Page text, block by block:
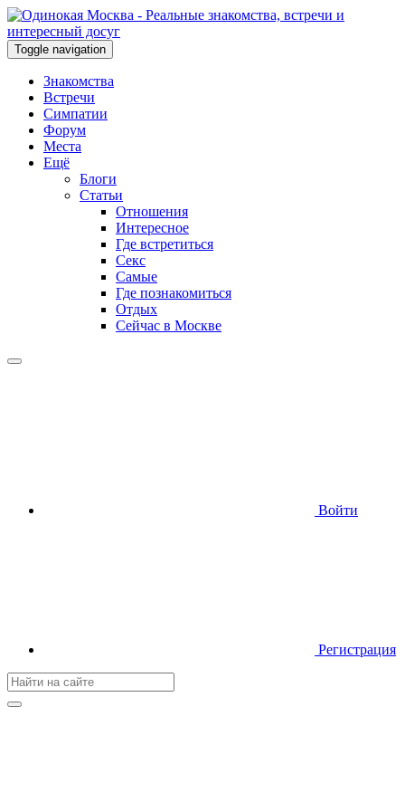
Toggle navigation
Знакомства
Встречи
Симпатии
Форум
Места
Ещё
Блоги
Статьи
Отношения
Интересное
Где встретиться
Секс
Самые
Где познакомиться
Отдых
Сейчас в Москве
Войти
Регистрация